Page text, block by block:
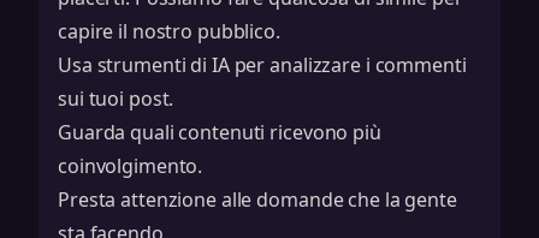
capire il nostro pubblico.
Usa strumenti di IA per analizzare i commenti
sui tuoi post.
Guarda quali contenuti ricevono più
coinvolgimento.
Presta attenzione alle domande che la gente